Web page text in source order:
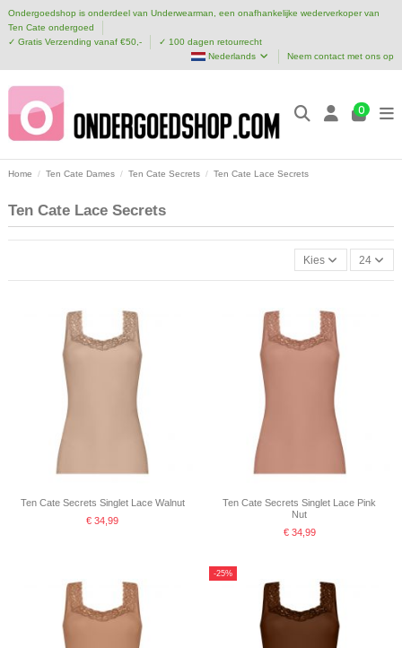
Ondergoedshop is onderdeel van Underwearman, een onafhankelijke wederverkoper van
Ten Cate ondergoed
✓ Gratis Verzending vanaf €50,-
✓ 100 dagen retourrecht
Nederlands
Neem contact met ons op
0
Home Ten Cate Dames Ten Cate Secrets Ten Cate Lace Secrets
Ten Cate Lace Secrets
Kies 24
Ten Cate Secrets Singlet Lace Walnut
€ 34,99
Ten Cate Secrets Singlet Lace Pink
Nut
€ 34,99
-25%